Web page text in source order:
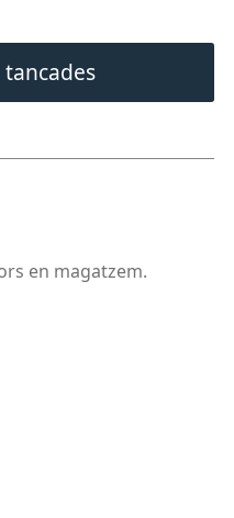
en magatzem.